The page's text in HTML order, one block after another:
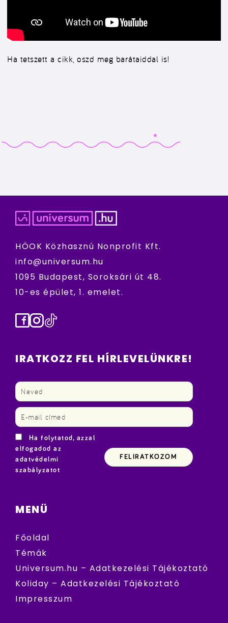
Ha tetszett a cikk, oszd meg barátaiddal is!
HÖOK Közhasznú Nonprofit Kft.
info@universum.hu
1095 Budapest, Soroksári út 48.
10-es épület, 1. emelet.
Facebook
Instagram
TikTok
IRATKOZZ FEL HÍRLEVELÜNKRE!
Ha folytatod, azzal
elfogadod az
adatvédelmi
szabályzatot
MENÜ
Főoldal
Témák
Universum.hu – Adatkezelési Tájékoztató
Koliday – Adatkezelési Tájékoztató
Impresszum